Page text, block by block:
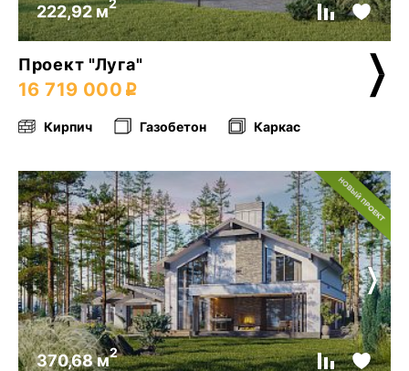
222,92 м2
Проект "Луга"
16 719 000
Кирпич Газобетон Каркас
370,68 м2